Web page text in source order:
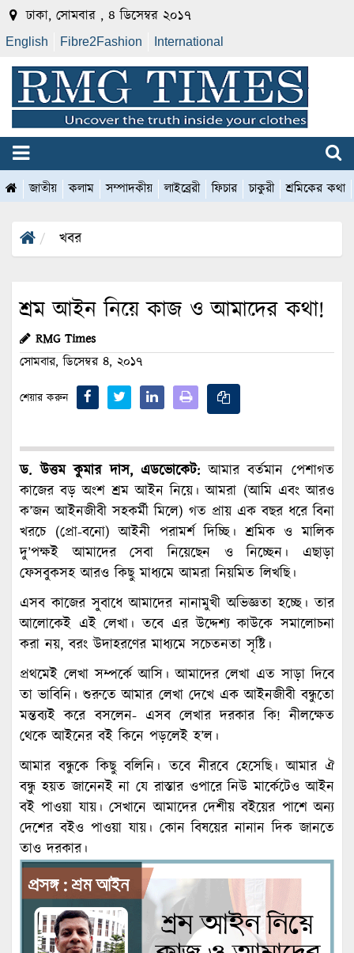
ঢাকা, সোমবার , ৪ ডিসেম্বর ২০১৭
English Fibre2Fashion International
জাতীয় কলাম সম্পাদকীয় লাইব্রেরী ফিচার চাকুরী শ্রমিকের কথা
খবর
শ্রম আইন নিয়ে কাজ ও আমাদের কথা!
RMG Times
সোমবার, ডিসেম্বর ৪, ২০১৭
শেয়ার করুন
ড. উত্তম কুমার দাস, এডভোকেট:আমার বর্তমান পেশাগত
কাজের বড় অংশ শ্রম আইন নিয়ে। আমরা (আমি এবং আরও
ক’জন আইনজীবী সহকর্মী মিলে) গত প্রায় এক বছর ধরে বিনা
খরচে (প্রো-বনো) আইনী পরামর্শ দিচ্ছি। শ্রমিক ও মালিক
দু’পক্ষই আমাদের সেবা নিয়েছেন ও নিচ্ছেন। এছাড়া
ফেসবুকসহ আরও কিছু মাধ্যমে আমরা নিয়মিত লিখছি।
এসব কাজের সুবাধে আমাদের নানামুখী অভিজ্ঞতা হচ্ছে। তার
আলোকেই এই লেখা। তবে এর উদ্দেশ্য কাউকে সমালোচনা
করা নয়, বরং উদাহরণের মাধ্যমে সচেতনতা সৃষ্টি।
প্রথমেই লেখা সম্পর্কে আসি। আমাদের লেখা এত সাড়া দিবে
তা ভাবিনি। শুরুতে আমার লেখা দেখে এক আইনজীবী বন্ধুতো
মন্তব্যই করে বসলেন- এসব লেখার দরকার কি! নীলক্ষেত
থেকে আইনের বই কিনে পড়লেই হ’ল।
আমার বন্ধুকে কিছু বলিনি। তবে নীরবে হেসেছি। আমার ঐ
বন্ধু হয়ত জানেনই না যে রাস্তার ওপারে নিউ মার্কেটেও আইন
বই পাওয়া যায়। সেখানে আমাদের দেশীয় বইয়ের পাশে অন্য
দেশের বইও পাওয়া যায়। কোন বিষয়ের নানান দিক জানতে
তাও দরকার।